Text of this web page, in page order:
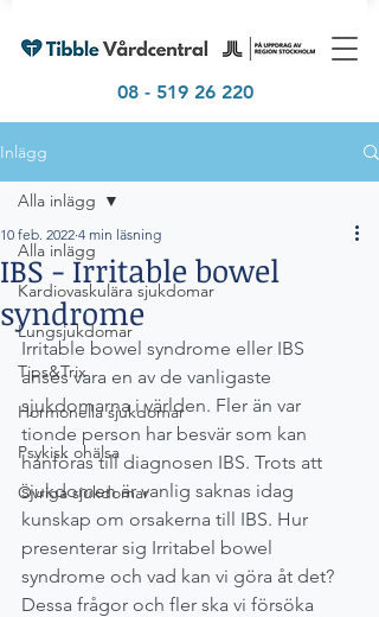
08 - 519 26 220
Inlägg
Alla inlägg
Kardiovaskulära sjukdomar
Lungsjukdomar
Tips&Trix
Hormonella sjukdomar
Psykisk ohälsa
Övriga sjukdomar
Alla inlägg
IBS - Irritable bowel
syndrome
10 feb. 2022 4 min läsning
Irritable bowel syndrome eller IBS
anses vara en av de vanligaste
sjukdomarna i världen. Fler än var
tionde person har besvär som kan
hänföras till diagnosen IBS. Trots att
sjukdomen är vanlig saknas idag
kunskap om orsakerna till IBS. Hur
presenterar sig Irritabel bowel
syndrome och vad kan vi göra åt det?
Dessa frågor och fler ska vi försöka